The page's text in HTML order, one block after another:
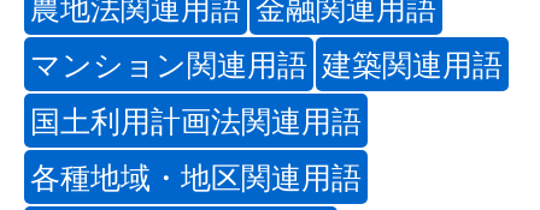
マンション関連用語 建築関連用語
国土利用計画法関連用語
各種地域・地区関連用語